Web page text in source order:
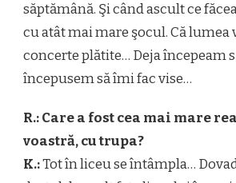
săptămână. Şi când ascult ce
cu atât mai mare şocul. Că lumea
concerte plătite… Deja începeam
începusem să îmi fac vise…
R.: Care a fost cea mai mare
voastră, cu trupa?
K.:Tot în liceu se întâmpla…